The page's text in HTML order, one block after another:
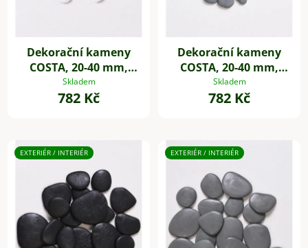
Dekorační kameny
COSTA, 20-40 mm,
plast, bílá
Skladem
782 Kč
Dekorační kameny
COSTA, 20-40 mm,
plast, šedá
Skladem
782 Kč
EXTERIÉR / INTERIÉR EXTERIÉR / INTERIÉR